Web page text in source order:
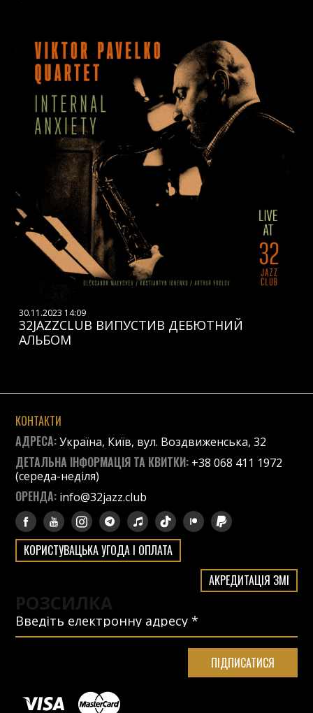
30.11.2023 14:09
32JAZZCLUB ВИПУСТИВ ДЕБЮТНИЙ
АЛЬБОМ
КОНТАКТИ
АДРЕСА:Україна, Київ, вул. Воздвиженська, 32
ДЕТАЛЬНА ІНФОРМАЦІЯ ТА КВИТКИ: +38 068 411 1972
(середа-неділя)
ОРЕНДА: info@32jazz.club
КОРИСТУВАЦЬКА УГОДА І ОПЛАТА
АКРЕДИТАЦІЯ ЗМІ
РОЗСИЛКА